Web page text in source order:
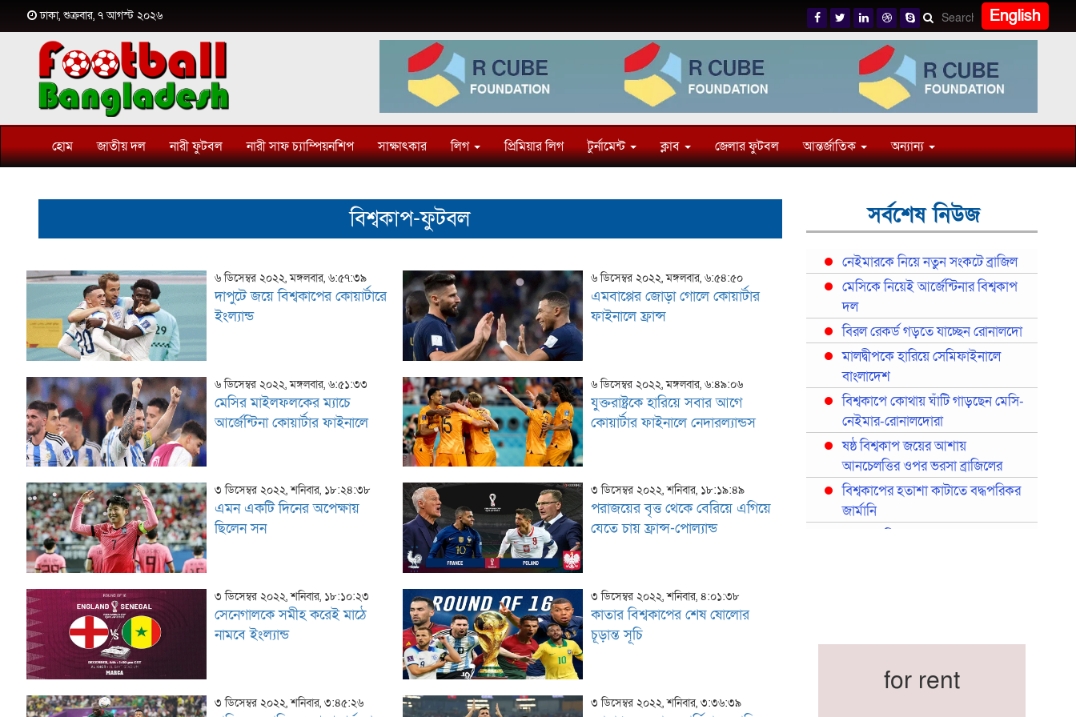
ঢাকা, শুক্রবার, ৭ আগস্ট ২০২৬ English
হোম জাতীয় দল নারী ফুটবল নারী সাফ চ্যাম্পিয়নশিপ সাক্ষাৎকার লিগ প্রিমিয়ার লিগ টুর্নামেন্ট ক্লাব জেলার ফুটবল আন্তর্জাতিক অন্যান্য
বিশ্বকাপ-ফুটবল
৬ ডিসেম্বর ২০২২, মঙ্গলবার, ৬:৫৭:৩৯
দাপুটে জয়ে বিশ্বকাপের কোয়ার্টারে
ইংল্যান্ড
৬ ডিসেম্বর ২০২২, মঙ্গলবার, ৬:৫৪:৫০
এমবাপ্পের জোড়া গোলে কোয়ার্টার
ফাইনালে ফ্রান্স
৬ ডিসেম্বর ২০২২, মঙ্গলবার, ৬:৫১:৩৩
মেসির মাইলফলকের ম্যাচে
আর্জেন্টিনা কোয়ার্টার ফাইনালে
৬ ডিসেম্বর ২০২২, মঙ্গলবার, ৬:৪৯:০৬
যুক্তরাষ্ট্রকে হারিয়ে সবার আগে
কোয়ার্টার ফাইনালে নেদারল্যান্ডস
৩ ডিসেম্বর ২০২২, শনিবার, ১৮:২৪:৩৮
এমন একটি দিনের অপেক্ষায়
ছিলেন সন
৩ ডিসেম্বর ২০২২, শনিবার, ১৮:১৯:৪৯
পরাজয়ের বৃত্ত থেকে বেরিয়ে এগিয়ে
যেতে চায় ফ্রান্স-পোল্যান্ড
৩ ডিসেম্বর ২০২২, শনিবার, ১৮:১০:২৩
সেনেগালকে সমীহ করেই মাঠে
নামবে ইংল্যান্ড
৩ ডিসেম্বর ২০২২, শনিবার, ৪:০১:৩৮
কাতার বিশ্বকাপের শেষ ষোলোর
চূড়ান্ত সূচি
৩ ডিসেম্বর ২০২২, শনিবার, ৩:৪৫:২৬ ৩ ডিসেম্বর ২০২২, শনিবার, ৩:৩৬:৩৯
সর্বশেষ নিউজ
নেইমারকে নিয়ে নতুন সংকটে ব্রাজিল
মেসিকে নিয়েই আর্জেন্টিনার বিশ্বকাপ
দল
বিরল রেকর্ড গড়তে যাচ্ছেন রোনালদো
মালদ্বীপকে হারিয়ে সেমিফাইনালে
বাংলাদেশ
বিশ্বকাপে কোথায় ঘাঁটি গাড়ছেন মেসি-
নেইমার-রোনালদোরা
ষষ্ঠ বিশ্বকাপ জয়ের আশায়
আনচেলত্তির ওপর ভরসা ব্রাজিলের
বিশ্বকাপের হতাশা কাটাতে বদ্ধপরিকর
জার্মানি
অধ্যায় শুরু
প্রথমবারের মতো রিয়ালের কোন
খেলোয়াড় ছাড়াই স্পেনের বিশ্বকাপ
for rent